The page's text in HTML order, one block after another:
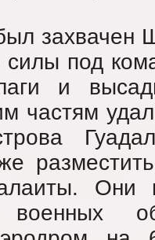
захвачен
силы под
и
частям
Они
военных